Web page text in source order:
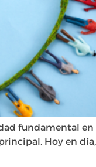
fundamental
Hoy en